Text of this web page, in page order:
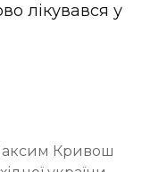
лікувався у
Кривош